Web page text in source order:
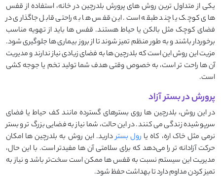
یکی از متداول‌ ترین روش ‌های پرورش بلدرچین در خانه، استفاده از قفس‌
های کوچک یا چند طبقه است. این قفس ‌ها به راحتی قابل جاگذاری در
فضای کوچک مثل بالکن یا حیاط هستند. قفس ‌ها باید از تهویه مناسب
برخوردار باشند و به طور منظم تمیز شوند تا از بروز بیماری‌ ها جلوگیری شود.
مزیت این روش این است که بلدرچین‌ ها به فضای زیادی نیاز ندارند و مدیریت
آن ‌ها راحت ‌تر است، به خصوص وقتی هدف شما تولید تخم یا جوجه‌ کشی
است.
پرورش در بستر آزاد
در این روش، بلدرچین‌ ها روی بسترهای گسترده مانند کف حیاط یا فضای
سرپوشیده زندگی می ‌کنند. در این حالت، شما نیاز به فضایی بزرگ‌ تر و بستر
نرمی مثل خاک اره، کاه یا رول بستردارید. این روش به بلدرچین ‌ها امکان
حرکت آزادانه ‌تر را می‌دهد که برای سلامتی آن ها مفیدتر است. با این حال،
مدیریت این سیستم نسبت به قفس ‌ها ممکن است سخت‌تر باشد و نیاز به
تمیز کردن مداوم دارد تا بهداشت حفظ شود.